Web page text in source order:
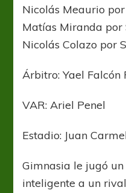
Nicolás Meaurio por
Matías Miranda por
Nicolás Colazo por
Árbitro: Yael Falcón
VAR: Ariel Penel
Estadio: Juan
Gimnasia le jugó
inteligente a un